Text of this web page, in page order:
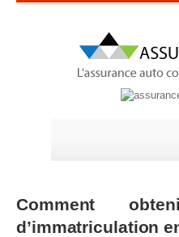
Comment
d’immatriculation